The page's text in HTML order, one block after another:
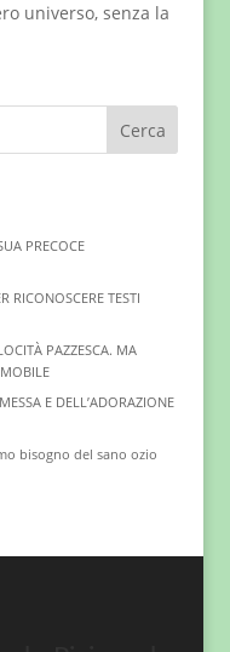
universo, senza la
Cerca
PRECOCE
RICONOSCERE TESTI
PAZZESCA. MA
E DELL’ADORAZIONE
bisogno del sano ozio